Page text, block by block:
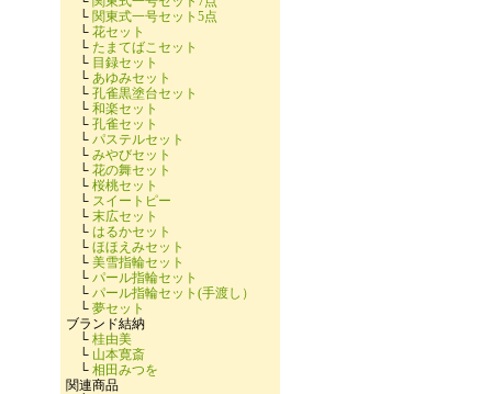
└ 関東式一号セット5点
└ 花セット
└ たまてばこセット
└ 目録セット
└ あゆみセット
└ 孔雀黒塗台セット
└ 和楽セット
└ 孔雀セット
└ パステルセット
└ みやびセット
└ 花の舞セット
└ 桜桃セット
└ スイートピー
└ 末広セット
└ はるかセット
└ ほほえみセット
└ 美雪指輪セット
└ パール指輪セット
└ パール指輪セット(手渡し）
└ 夢セット
ブランド結納
└ 桂由美
└ 山本寛斎
└ 相田みつを
関連商品